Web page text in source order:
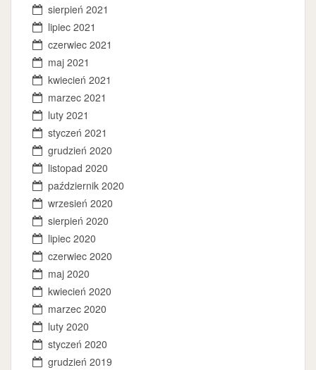
sierpień 2021
lipiec 2021
czerwiec 2021
maj 2021
kwiecień 2021
marzec 2021
luty 2021
styczeń 2021
grudzień 2020
listopad 2020
październik 2020
wrzesień 2020
sierpień 2020
lipiec 2020
czerwiec 2020
maj 2020
kwiecień 2020
marzec 2020
luty 2020
styczeń 2020
grudzień 2019